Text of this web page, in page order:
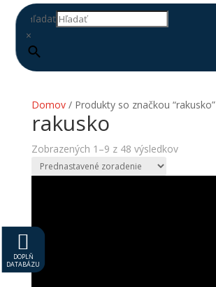
Hľadať
×

DOPLŇ
DATABÁZU
Domov/ Produkty so značkou “rakusko”
rakusko
Zobrazených 1–9 z 48 výsledkov